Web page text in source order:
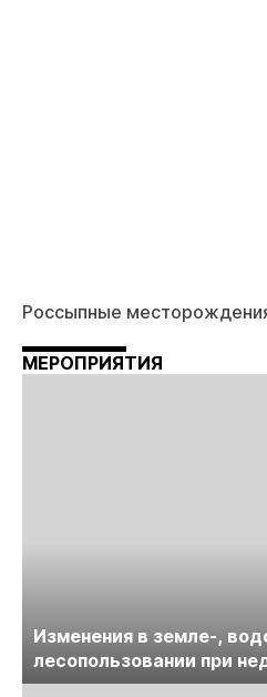
Россыпные
МЕРОПРИЯТИЯ
Изменения в земле-,
лесопользовании при
обсудят на семинаре